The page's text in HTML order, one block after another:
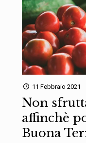
11 Febbraio 2021
Non
affinchè
Buona